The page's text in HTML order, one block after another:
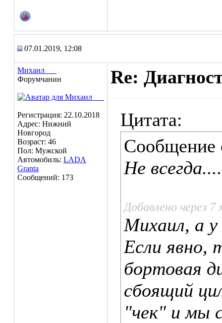
07.01.2019, 12:08
Михаил___
Форумчанин
Регистрация: 22.10.2018
Адрес: Нижний
Новгород
Возраст: 46
Пол: Мужской
Автомобиль: LADA
Granta
Сообщений: 173
Re:
Цитата:
Сообщение
Не
Добавлено через
Михаил, а у
Если явно,
бортовая
сбоящий
"чек" и мы